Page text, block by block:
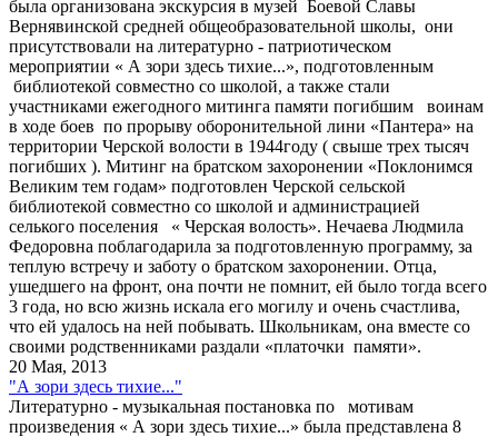
была организована экскурсия в музей Боевой Славы
Вернявинской средней общеобразовательной школы, они
присутствовали на литературно - патриотическом
мероприятии « А зори здесь тихие...», подготовленным
библиотекой совместно со школой, а также стали
участниками ежегодного митинга памяти погибшим воинам
в ходе боев по прорыву оборонительной лини «Пантера» на
территории Черской волости в 1944году ( свыше трех тысяч
погибших ). Митинг на братском захоронении «Поклонимся
Великим тем годам» подготовлен Черской сельской
библиотекой совместно со школой и администрацией
селького поселения « Черская волость». Нечаева Людмила
Федоровна поблагодарила за подготовленную программу, за
теплую встречу и заботу о братском захоронении. Отца,
ушедшего на фронт, она почти не помнит, ей было тогда всего
3 года, но всю жизнь искала его могилу и очень счастлива,
что ей удалось на ней побывать. Школьникам, она вместе со
своими родственниками раздали «платочки памяти».
20 Мая, 2013
"А зори здесь тихие..."
Литературно - музыкальная постановка по мотивам
произведения « А зори здесь тихие...» была представлена 8